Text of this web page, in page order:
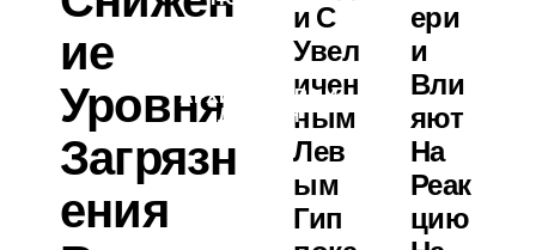
АРХИТЕКТУРА И
ДИЗАЙН
Ие
Уровня
Загрязн
Ения
И С
Увел
Ичен
Ным
Лев
Ым
Гип
Ери
И
Вли
Яют
На
Реак
Цию